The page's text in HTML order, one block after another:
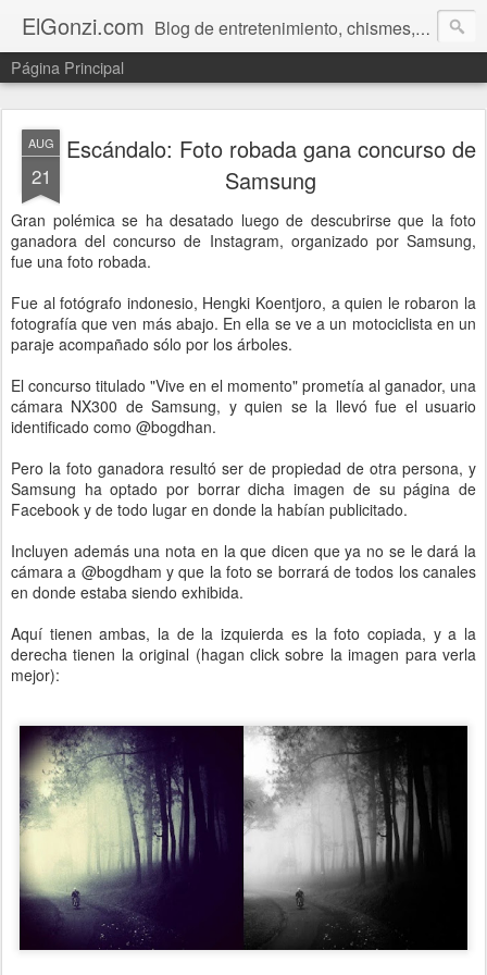
ElGonzi.com Blog de entretenimiento, chismes, humor, farándula, curiosidades, ovnis, noticias calientes, fotos, videos, paranormal y ¡más!
Página Principal
AUG
21
Escándalo: Foto robada gana concurso de
Samsung
Gran polémica se ha desatado luego de descubrirse que la foto
ganadora del concurso de Instagram, organizado por Samsung,
fue una foto robada.
Fue al fotógrafo indonesio, Hengki Koentjoro, a quien le robaron la
fotografía que ven más abajo. En ella se ve a un motociclista en un
paraje acompañado sólo por los árboles.
El concurso titulado "Vive en el momento" prometía al ganador, una
cámara NX300 de Samsung, y quien se la llevó fue el usuario
identificado como @bogdhan.
Pero la foto ganadora resultó ser de propiedad de otra persona, y
Samsung ha optado por borrar dicha imagen de su página de
Facebook y de todo lugar en donde la habían publicitado.
Incluyen además una nota en la que dicen que ya no se le dará la
cámara a @bogdham y que la foto se borrará de todos los canales
en donde estaba siendo exhibida.
Aquí tienen ambas, la de la izquierda es la foto copiada, y a la
derecha tienen la original (hagan click sobre la imagen para verla
mejor):